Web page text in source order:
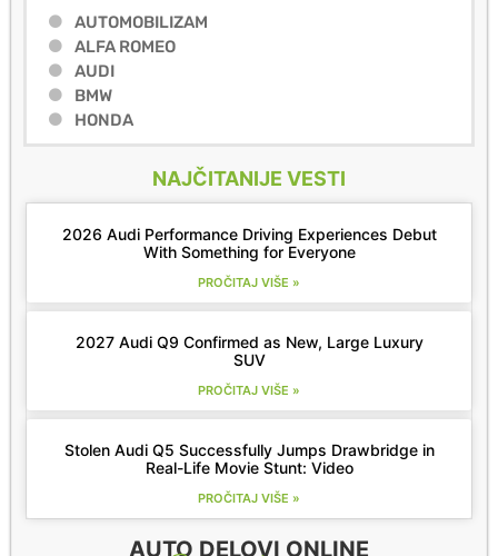
AUTOMOBILIZAM
ALFA ROMEO
AUDI
BMW
HONDA
NAJČITANIJE VESTI
2026 Audi Performance Driving Experiences Debut
With Something for Everyone
PROČITAJ VIŠE »
2027 Audi Q9 Confirmed as New, Large Luxury
SUV
PROČITAJ VIŠE »
Stolen Audi Q5 Successfully Jumps Drawbridge in
Real-Life Movie Stunt: Video
PROČITAJ VIŠE »
AUTO DELOVI ONLINE